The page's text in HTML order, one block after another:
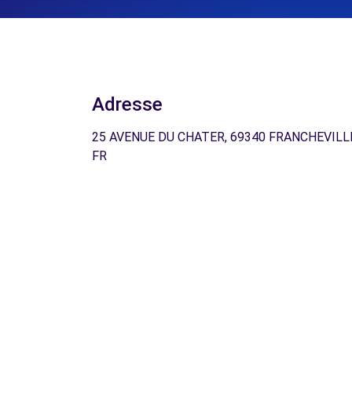
Adresse
25 AVENUE DU CHATER, 69340
FR